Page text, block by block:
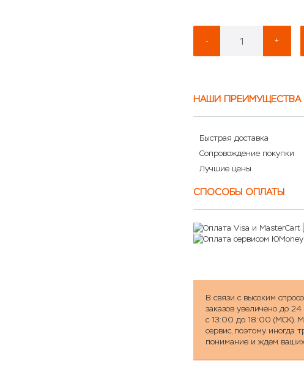
- +
НАШИ ПРЕИМУЩЕСТВА
Быстрая доставка
Сопровождение покупки
Лучшие цены
СПОСОБЫ ОПЛАТЫ
В связи с высоким
заказов увеличено до
с 13:00 до 18:00 (МСК).
сервис, поэтому иногда
понимание и ждем ваших